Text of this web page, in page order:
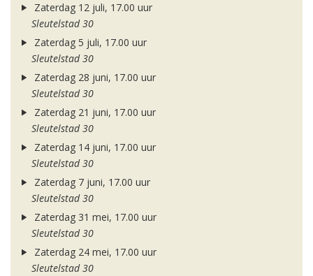
Zaterdag 12 juli, 17.00 uur
Sleutelstad 30
Zaterdag 5 juli, 17.00 uur
Sleutelstad 30
Zaterdag 28 juni, 17.00 uur
Sleutelstad 30
Zaterdag 21 juni, 17.00 uur
Sleutelstad 30
Zaterdag 14 juni, 17.00 uur
Sleutelstad 30
Zaterdag 7 juni, 17.00 uur
Sleutelstad 30
Zaterdag 31 mei, 17.00 uur
Sleutelstad 30
Zaterdag 24 mei, 17.00 uur
Sleutelstad 30